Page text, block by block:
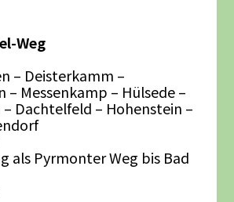
Weg
– Deisterkamm –
– Messenkamp – Hülsede –
– Dachtelfeld – Hohenstein –
als Pyrmonter Weg bis Bad